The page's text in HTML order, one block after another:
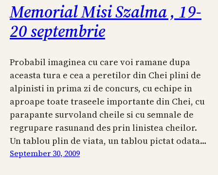
Memorial Misi Szalma , 19-
20 septembrie
Probabil imaginea cu care voi ramane dupa
aceasta tura e cea a peretilor din Chei plini de
alpinisti in prima zi de concurs, cu echipe in
aproape toate traseele importante din Chei, cu
parapante survoland cheile si cu semnale de
regrupare rasunand des prin linistea cheilor.
Un tablou plin de viata, un tablou pictat odata…
September 30, 2009